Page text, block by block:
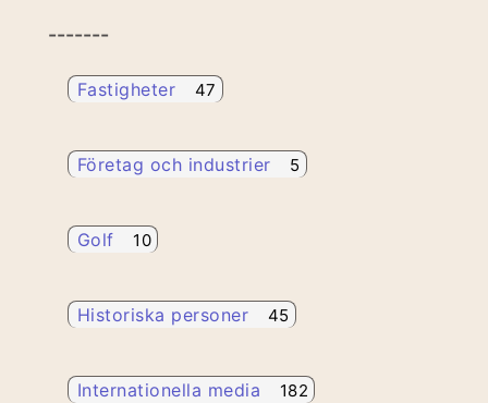
-------
Fastigheter 47
Företag och industrier 5
Golf 10
Historiska personer 45
Internationella media 182